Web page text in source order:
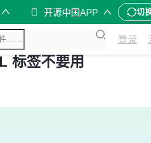
开源中国APP 切
登录
标签不要用